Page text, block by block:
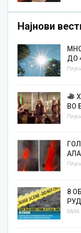
Најнови
ДО
ВО
8
МИА